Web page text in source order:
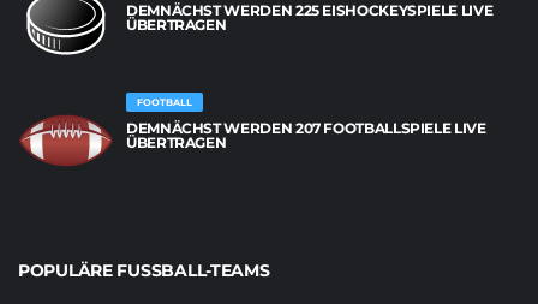
DEMNÄCHST WERDEN 225 EISHOCKEYSPIELE LIVE
ÜBERTRAGEN
FOOTBALL
DEMNÄCHST WERDEN 207 FOOTBALLSPIELE LIVE
ÜBERTRAGEN
POPULÄRE FUSSBALL-TEAMS